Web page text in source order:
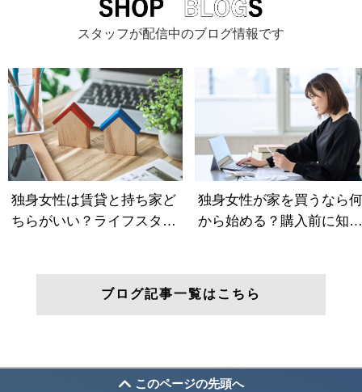
スタッフが配信中のブログ情報です
ブログ記事一覧はこちら
このページの先頭へ